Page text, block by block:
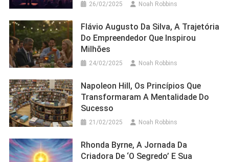
26/02/2025 Noah Robbins
Flávio Augusto Da Silva, A Trajetória
Do Empreendedor Que Inspirou
Milhões
24/02/2025 Noah Robbins
Napoleon Hill, Os Princípios Que
Transformaram A Mentalidade Do
Sucesso
21/02/2025 Noah Robbins
Rhonda Byrne, A Jornada Da
Criadora De ‘O Segredo’ E Sua